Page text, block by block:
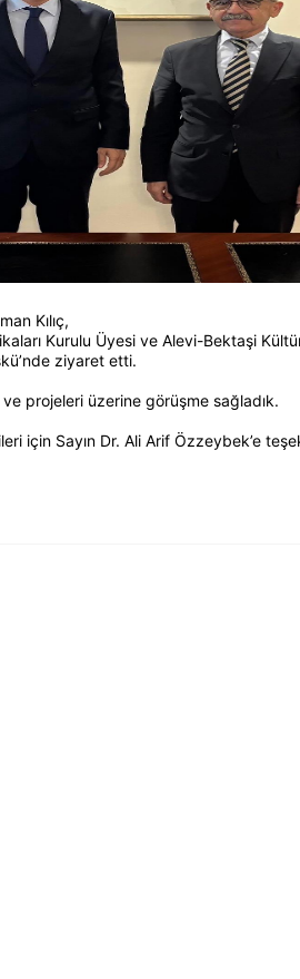
Kılıç,
Kurulu Üyesi ve Alevi-Bektaşi
ziyaret etti.
ve projeleri üzerine görüşme sağladık.
için Sayın Dr. Ali Arif Özzeybek’e